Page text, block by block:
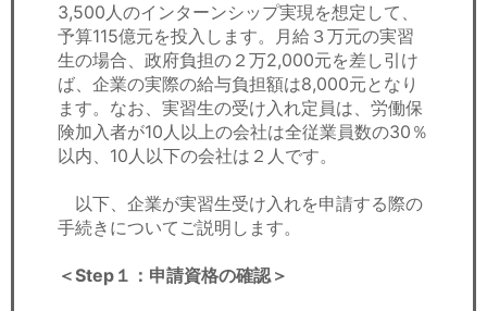
3,500人のインターンシップ実現を想定して、
予算115億元を投入します。月給３万元の実習
生の場合、政府負担の２万2,000元を差し引け
ば、企業の実際の給与負担額は8,000元となり
ます。なお、実習生の受け入れ定員は、労働保
険加入者が10人以上の会社は全従業員数の30％
以内、10人以下の会社は２人です。
以下、企業が実習生受け入れを申請する際の
手続きについてご説明します。
＜Step１：申請資格の確認＞